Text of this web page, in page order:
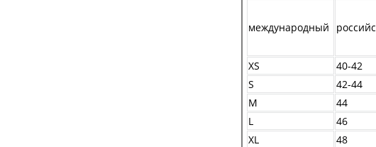
международный
XS 40-42
S
42-44
M
44
L
46
XL
48